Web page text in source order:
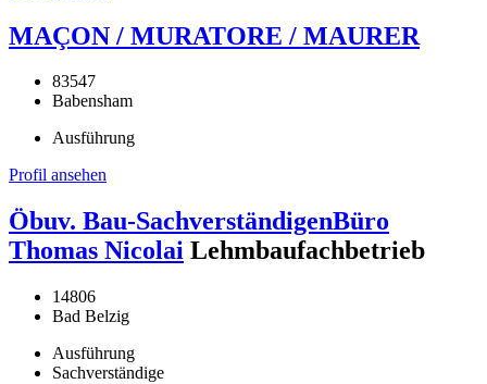
MAÇON / MURATORE / MAURER
83547
Babensham
Ausführung
Profil ansehen
Öbuv. Bau-SachverständigenBüro
Thomas Nicolai Lehmbaufachbetrieb
14806
Bad Belzig
Ausführung
Sachverständige